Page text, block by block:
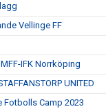
Vellinge FF
IFK Norrköping
UNITED
Fotbolls Camp 2023